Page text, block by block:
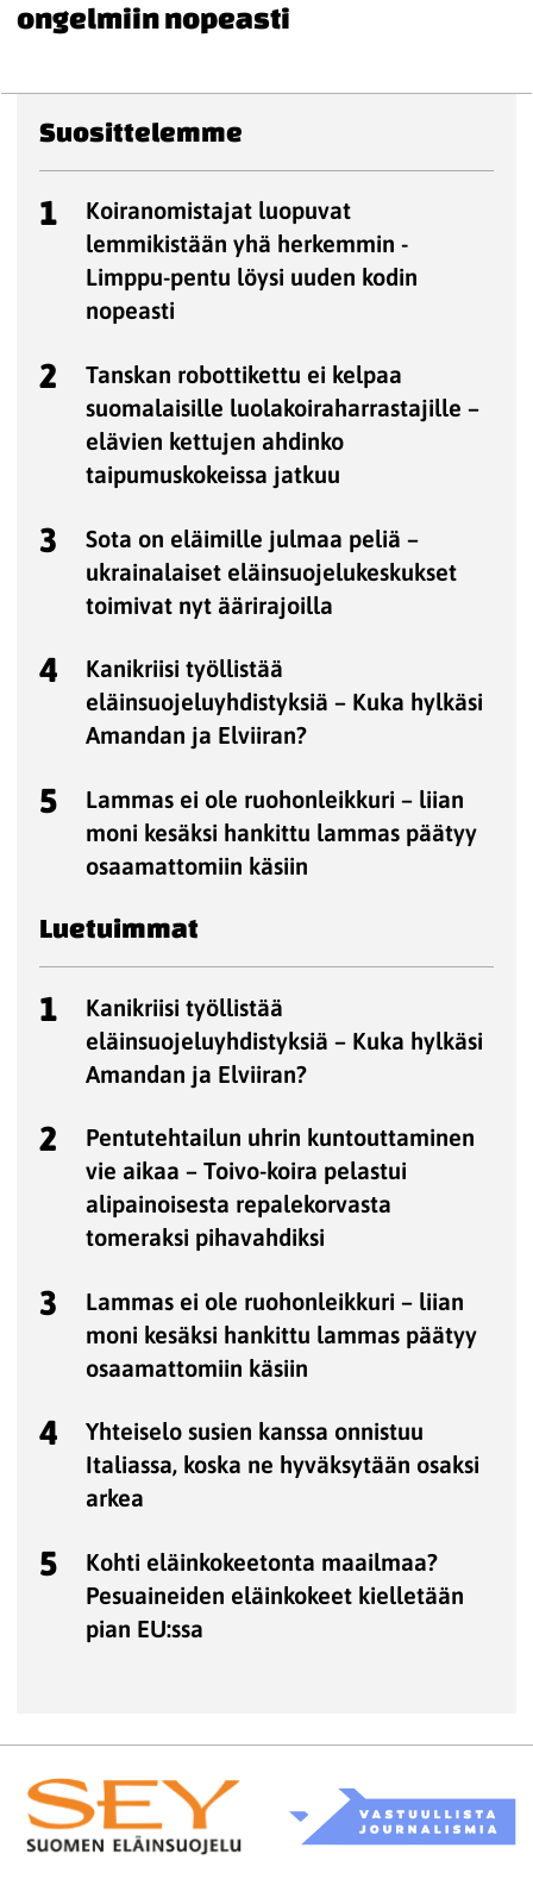
ongelmiin nopeasti
Suosittelemme
1
Koiranomistajat luopuvat
lemmikistään yhä herkemmin -
Limppu-pentu löysi uuden kodin
nopeasti
2
Tanskan robottikettu ei kelpaa
suomalaisille luolakoiraharrastajille –
elävien kettujen ahdinko
taipumuskokeissa jatkuu
3
Sota on eläimille julmaa peliä –
ukrainalaiset eläinsuojelukeskukset
toimivat nyt äärirajoilla
4
Kanikriisi työllistää
eläinsuojeluyhdistyksiä – Kuka hylkäsi
Amandan ja Elviiran?
5
Lammas ei ole ruohonleikkuri – liian
moni kesäksi hankittu lammas päätyy
osaamattomiin käsiin
Luetuimmat
1
Kanikriisi työllistää
eläinsuojeluyhdistyksiä – Kuka hylkäsi
Amandan ja Elviiran?
2
Pentutehtailun uhrin kuntouttaminen
vie aikaa – Toivo-koira pelastui
alipainoisesta repalekorvasta
tomeraksi pihavahdiksi
3
Lammas ei ole ruohonleikkuri – liian
moni kesäksi hankittu lammas päätyy
osaamattomiin käsiin
4
Yhteiselo susien kanssa onnistuu
Italiassa, koska ne hyväksytään osaksi
arkea
5
Kohti eläinkokeetonta maailmaa?
Pesuaineiden eläinkokeet kielletään
pian EU:ssa